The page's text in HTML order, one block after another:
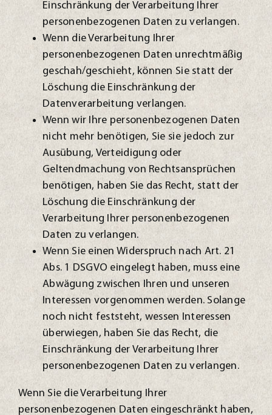
Einschränkung der Verarbeitung Ihrer
personenbezogenen Daten zu verlangen.
Wenn die Verarbeitung Ihrer
personenbezogenen Daten unrechtmäßig
geschah/geschieht, können Sie statt der
Löschung die Einschränkung der
Datenverarbeitung verlangen.
Wenn wir Ihre personenbezogenen Daten
nicht mehr benötigen, Sie sie jedoch zur
Ausübung, Verteidigung oder
Geltendmachung von Rechtsansprüchen
benötigen, haben Sie das Recht, statt der
Löschung die Einschränkung der
Verarbeitung Ihrer personenbezogenen
Daten zu verlangen.
Wenn Sie einen Widerspruch nach Art. 21
Abs. 1 DSGVO eingelegt haben, muss eine
Abwägung zwischen Ihren und unseren
Interessen vorgenommen werden. Solange
noch nicht feststeht, wessen Interessen
überwiegen, haben Sie das Recht, die
Einschränkung der Verarbeitung Ihrer
personenbezogenen Daten zu verlangen.
Wenn Sie die Verarbeitung Ihrer
personenbezogenen Daten eingeschränkt haben,